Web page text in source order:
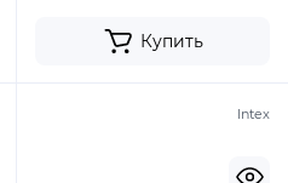
Купить
Intex